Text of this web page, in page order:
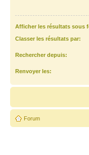
Afficher les résultats sous
Classer les résultats par:
Rechercher depuis:
Renvoyer les:
Forum